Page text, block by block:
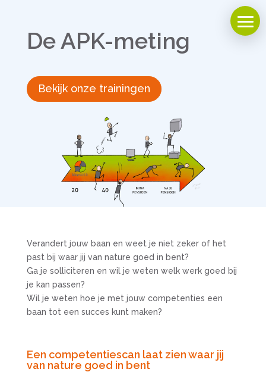
De APK-meting
Bekijk onze trainingen
Verandert jouw baan en weet je niet zeker of het
past bij waar jij van nature goed in bent?
Ga je solliciteren en wil je weten welk werk goed bij
je kan passen?
Wil je weten hoe je met jouw competenties een
baan tot een succes kunt maken?
Een competentiescan laat zien waar jij
van nature goed in bent